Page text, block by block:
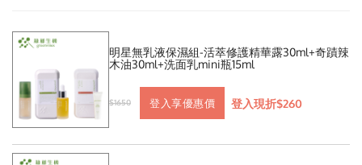
明星無乳液保濕組-活萃修護精華露30ml+奇蹟辣
木油30ml+洗面乳mini瓶15ml
$1650 登入享優惠價 登入現折$260